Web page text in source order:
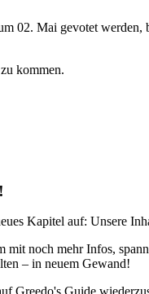
02. Mai gevotet
zu kommen.
Kapitel auf: Unsere
noch mehr Infos,
– in neuem Gewand!
Greedo's Guide